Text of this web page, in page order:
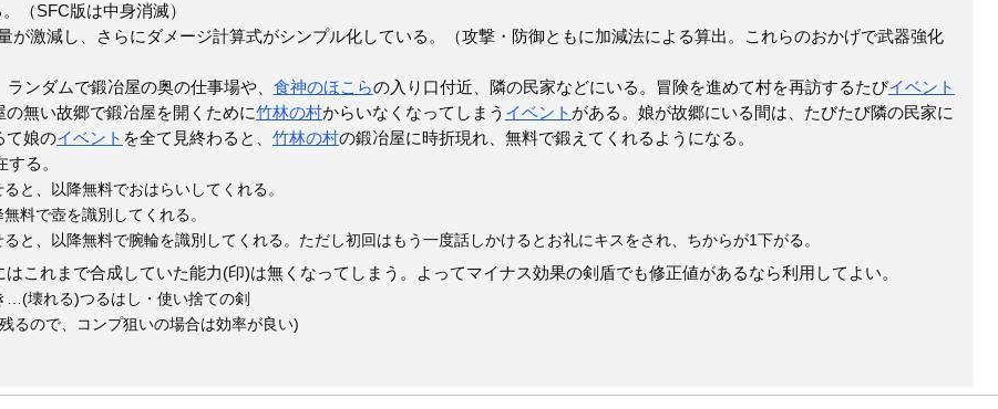
（SFC版は中身消滅）
が激減し、さらにダメージ計算式がシンプル化している。（攻撃・防御ともに加減法による算出。これらのおかげで武器強化
ンダムで鍛冶屋の奥の仕事場や、 食神のほこらの入り口付近、隣の民家などにいる。冒険を進めて村を再訪するたびイベント
無い故郷で鍛冶屋を開くために竹林の村からいなくなってしまう イベント がある。娘が故郷にいる間は、たびたび隣の民家に
て娘のイベント を全て見終わると、 竹林の村の鍛冶屋に時折現れ、無料で鍛えてくれるようになる。
る。
と、以降無料でおはらいしてくれる。
料で壺を識別してくれる。
と、以降無料で腕輪を識別してくれる。ただし初回はもう一度話しかけるとお礼にキスをされ、ちからが1下がる。
はこれまで合成していた能力(印)は無くなってしまう。よってマイナス効果の剣盾でも修正値があるなら利用してよい。
…(壊れる)つるはし・使い捨ての剣
るので、コンプ狙いの場合は効率が良い)